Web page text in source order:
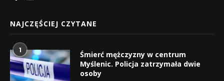
NAJCZĘŚCIEJ CZYTANE
1
Śmierć mężczyzny w centrum
Myślenic. Policja zatrzymała dwie
osoby